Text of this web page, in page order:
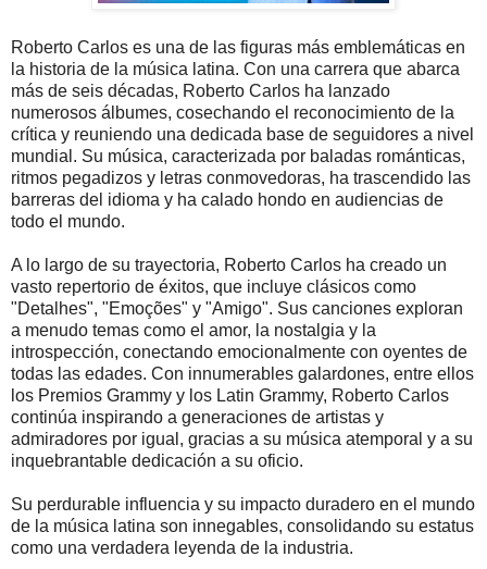
Roberto Carlos es una de las figuras más emblemáticas en
la historia de la música latina. Con una carrera que abarca
más de seis décadas, Roberto Carlos ha lanzado
numerosos álbumes, cosechando el reconocimiento de la
crítica y reuniendo una dedicada base de seguidores a nivel
mundial. Su música, caracterizada por baladas románticas,
ritmos pegadizos y letras conmovedoras, ha trascendido las
barreras del idioma y ha calado hondo en audiencias de
todo el mundo.
A lo largo de su trayectoria, Roberto Carlos ha creado un
vasto repertorio de éxitos, que incluye clásicos como
"Detalhes", "Emoções" y "Amigo". Sus canciones exploran
a menudo temas como el amor, la nostalgia y la
introspección, conectando emocionalmente con oyentes de
todas las edades. Con innumerables galardones, entre ellos
los Premios Grammy y los Latin Grammy, Roberto Carlos
continúa inspirando a generaciones de artistas y
admiradores por igual, gracias a su música atemporal y a su
inquebrantable dedicación a su oficio.
Su perdurable influencia y su impacto duradero en el mundo
de la música latina son innegables, consolidando su estatus
como una verdadera leyenda de la industria.